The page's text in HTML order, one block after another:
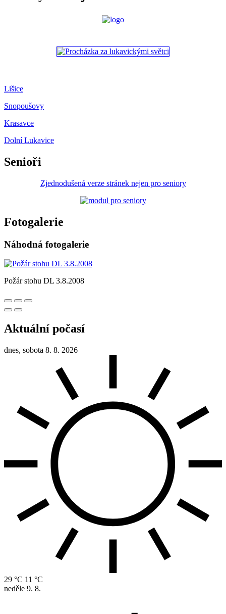
Lišice
Snopoušovy
Krasavce
Dolní Lukavice
Senioři
Zjednodušená verze stránek nejen pro seniory
Fotogalerie
Náhodná fotogalerie
Požár stohu DL 3.8.2008
Aktuální počasí
dnes, sobota 8. 8. 2026
29 °C 11 °C
neděle 9. 8.